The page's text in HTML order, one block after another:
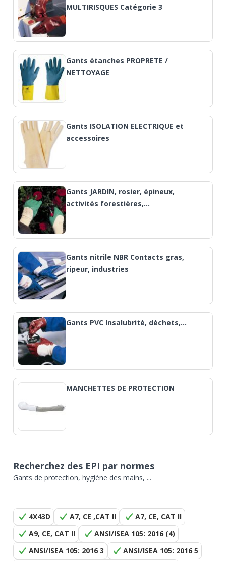
MULTIRISQUES Catégorie 3
Gants étanches PROPRETE /
NETTOYAGE
Gants ISOLATION ELECTRIQUE et
accessoires
Gants JARDIN, rosier, épineux,
activités forestières,…
Gants nitrile NBR Contacts gras,
ripeur, industries
Gants PVC Insalubrité, déchets,…
MANCHETTES DE PROTECTION
Recherchez des EPI par normes
Gants de protection, hygiène des mains, ...
4X43D A7, CE ,CAT II
A7, CE, CAT II
A9, CE, CAT II
ANSI/ISEA 105: 2016 (4)
ANSI/ISEA 105: 2016 3
ANSI/ISEA 105: 2016 5